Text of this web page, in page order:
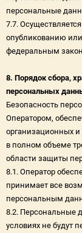
персональные
7.7.
опубликованию или
федеральным
8. Порядок сбора,
персональных
Безопасность
Оператором,
организационных
в полном объеме
области защиты
8.1. Оператор
принимает все
персональным
8.2. Персональные
условиях не будут